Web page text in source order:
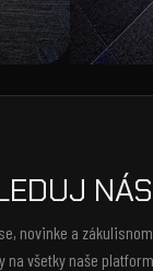
NÁS
novinke a
na všetky naše